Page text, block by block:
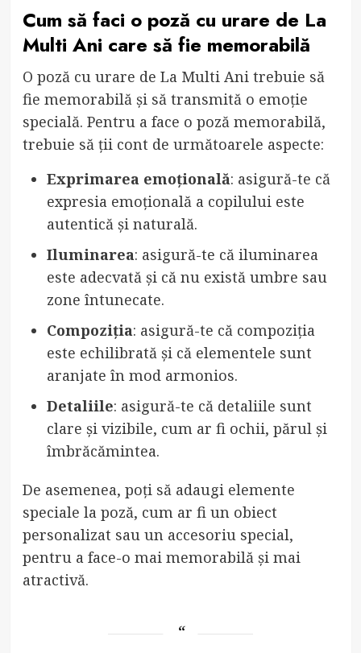
Cum să faci o poză cu urare de La
Multi Ani care să fie memorabilă
O poză cu urare de La Multi Ani trebuie să
fie memorabilă și să transmită o emoție
specială. Pentru a face o poză memorabilă,
trebuie să ții cont de următoarele aspecte:
Exprimarea emoțională: asigură-te că
expresia emoțională a copilului este
autentică și naturală.
Iluminarea: asigură-te că iluminarea
este adecvată și că nu există umbre sau
zone întunecate.
Compoziția: asigură-te că compoziția
este echilibrată și că elementele sunt
aranjate în mod armonios.
Detaliile: asigură-te că detaliile sunt
clare și vizibile, cum ar fi ochii, părul și
îmbrăcămintea.
De asemenea, poți să adaugi elemente
speciale la poză, cum ar fi un obiect
personalizat sau un accesoriu special,
pentru a face-o mai memorabilă și mai
atractivă.